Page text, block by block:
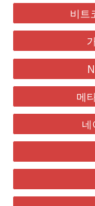
비트
메
네